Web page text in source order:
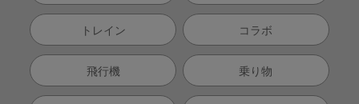
トレイン コラボ
飛行機 乗り物